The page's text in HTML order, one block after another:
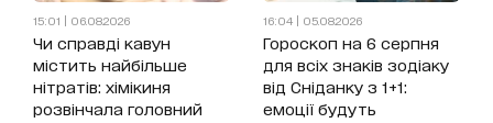
15:01 | 06.08.2026
Чи справді кавун
містить найбільше
нітратів: хімікиня
розвінчала головний
16:04 | 05.08.2026
Гороскоп на 6 серпня
для всіх знаків зодіаку
від Сніданку з 1+1:
емоції будуть